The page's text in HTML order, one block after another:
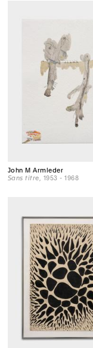
John M Armleder
Sans titre, 1953 - 1968